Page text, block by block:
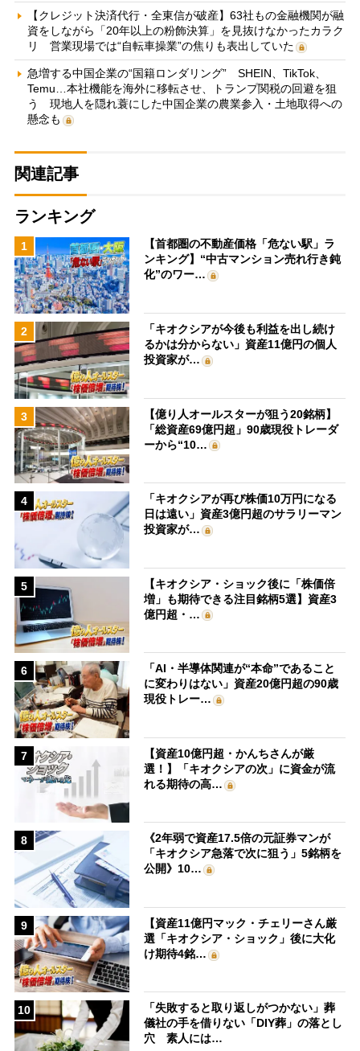
【クレジット決済代行・全東信が破産】63社もの金融機関が融
資をしながら「20年以上の粉飾決算」を見抜けなかったカラク
リ 営業現場では“自転車操業”の焦りも表出していた
急増する中国企業の“国籍ロンダリング” SHEIN、TikTok、
Temu…本社機能を海外に移転させ、トランプ関税の回避を狙
う 現地人を隠れ蓑にした中国企業の農業参入・土地取得への
懸念も
関連記事
ランキング
1
【首都圏の不動産価格「危ない駅」ラ
ンキング】“中古マンション売れ行き鈍
化”のワー…
2
「キオクシアが今後も利益を出し続け
るかは分からない」資産11億円の個人
投資家が…
3
【億り人オールスターが狙う20銘柄】
「総資産69億円超」90歳現役トレーダ
ーから“10…
4
「キオクシアが再び株価10万円になる
日は遠い」資産3億円超のサラリーマン
投資家が…
5
【キオクシア・ショック後に「株価倍
増」も期待できる注目銘柄5選】資産3
億円超・…
6
「AI・半導体関連が“本命”であること
に変わりはない」資産20億円超の90歳
現役トレー…
7
【資産10億円超・かんちさんが厳
選！】「キオクシアの次」に資金が流
れる期待の高…
8
《2年弱で資産17.5倍の元証券マンが
「キオクシア急落で次に狙う」5銘柄を
公開》10…
9
【資産11億円マック・チェリーさん厳
選「キオクシア・ショック」後に大化
け期待4銘…
10
「失敗すると取り返しがつかない」葬
儀社の手を借りない「DIY葬」の落とし
穴 素人には…